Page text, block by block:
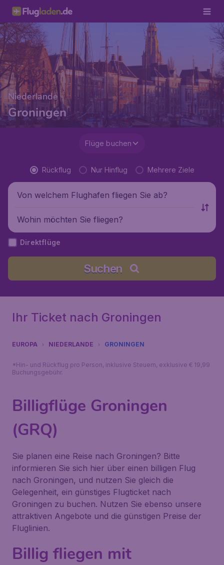
Niederlande
Groningen
Flüge buchen
Rückflug Nur Hinflug Mehrere Ziele
Von welchem Flughafen fliegen Sie ab?
Wohin möchten Sie fliegen?
Direktflüge
Suchen
Ihr Ticket nach Groningen
EUROPA NIEDERLANDE GRONINGEN
*Hin- und Rückflug pro Person, inklusive Steuern, exklusive € 19,99
Buchungsgebühr.
Billigflüge Groningen
(GRQ)
Sie planen eine Reise nach Groningen? Bitte
informieren Sie sich hier über einen billigen Flug
nach Groningen, und nutzen Sie gleich die
Gelegenheit, ein günstiges Flugticket nach
Groningen zu buchen. Nutzen Sie ebenso unsere
attraktiven Angebote und die günstigen Preise der
Fluglinien.
Billig fliegen mit